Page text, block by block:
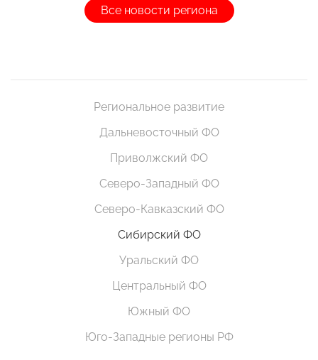
Все новости региона
Региональное развитие
Дальневосточный ФО
Приволжский ФО
Северо-Западный ФО
Северо-Кавказский ФО
Сибирский ФО
Уральский ФО
Центральный ФО
Южный ФО
Юго-Западные регионы РФ